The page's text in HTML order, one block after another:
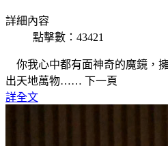
詳細內容
點擊數：43421
你我心中都有面神奇的魔鏡，
出天地萬物…… 下一頁
詳全文